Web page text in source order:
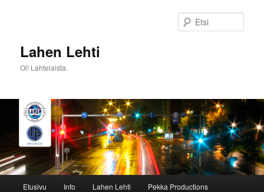
Lahen Lehti
Oi! Lahtelaista.
Etusivu Info Lahen Lehti Pekka Productions